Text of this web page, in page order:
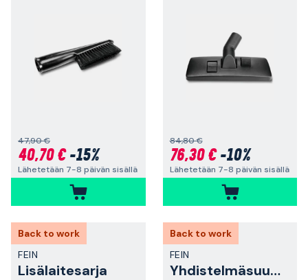
47,90 €
40,70 €-15%
Lähetetään 7-8 päivän sisällä
84,80 €
76,30 €-10%
Lähetetään 7-8 päivän sisällä
Back to work
FEIN
Lisälaitesarja
Back to work
FEIN
Yhdistelmäsuutin